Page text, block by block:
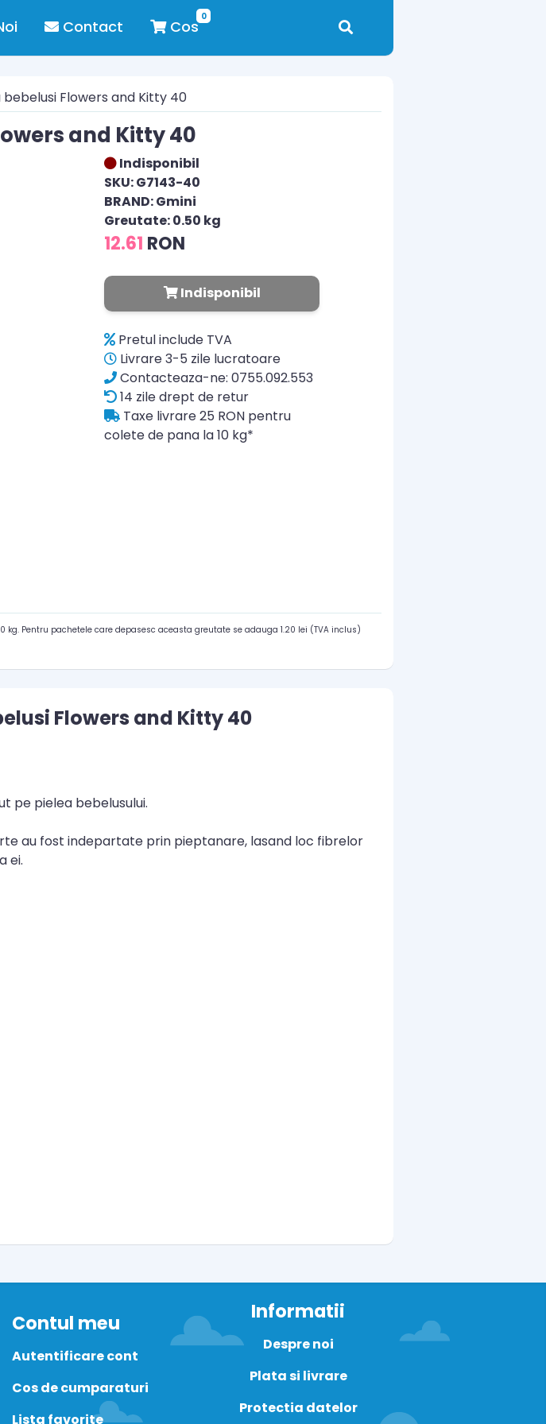
Contact
0
Cos
Flowers and Kitty 40
and Kitty 40
Indisponibil
SKU: G7143-40
BRAND: Gmini
Greutate: 0.50 kg
12.61 RON
Indisponibil
Pretul include TVA
Livrare 3-5 zile lucratoare
Contacteaza-ne: 0755.092.553
14 zile drept de retur
Taxe livrare 25 RON pentru
colete de pana la 10 kg*
Pentru pachetele care depasesc aceasta greutate se adauga 1.20 lei (TVA inclus)
Flowers and Kitty 40
pe pielea bebelusului.
au fost indepartate prin pieptanare, lasand loc fibrelor
ei.
Contul meu
Autentificare cont
Cos de cumparaturi
Lista favorite
Informatii
Despre noi
Plata si livrare
Protectia datelor